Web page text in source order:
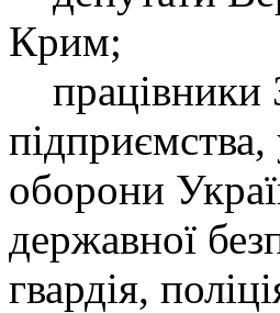
Крим;
працівники
підприємства,
оборони
державної
гвардія,